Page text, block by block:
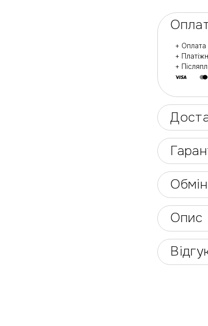
+ Оплата
+
+
Опис